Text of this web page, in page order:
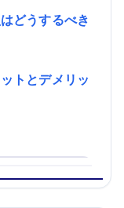
どうするべき
トとデメリッ